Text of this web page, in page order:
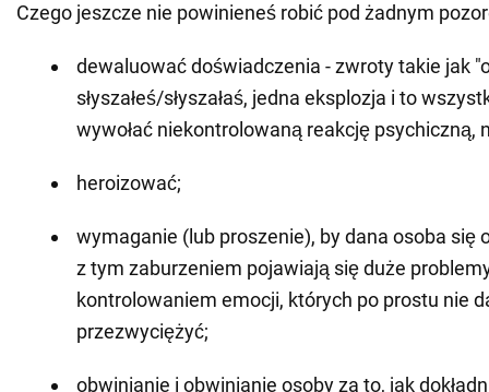
Czego jeszcze nie powinieneś robić pod żadnym
dewaluować doświadczenia - zwroty takie jak
słyszałeś/słyszałaś, jedna eksplozja i to
wywołać niekontrolowaną reakcję psychiczną,
heroizować;
wymaganie (lub proszenie), by dana osoba się
z tym zaburzeniem pojawiają się duże
kontrolowaniem emocji, których po prostu nie
przezwyciężyć;
obwinianie i obwinianie osoby za to, jak